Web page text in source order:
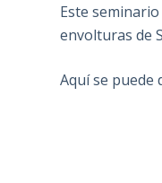
Este
envolturas de
Aquí se puede